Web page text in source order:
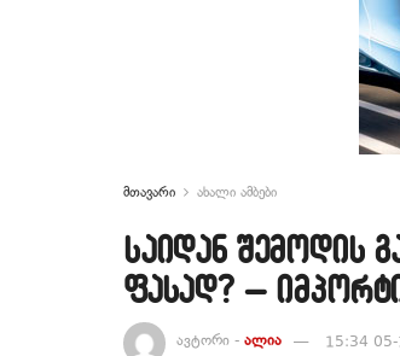
მთავარი ახალი ამბები
საიდან შემოდის
ფასად? –
ავტორი - ალია 15:34